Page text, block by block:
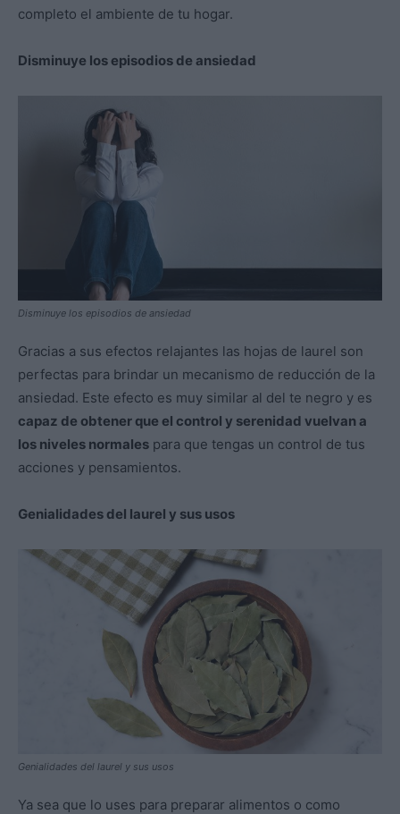
completo el ambiente de tu hogar.
Disminuye los episodios de ansiedad
Disminuye los episodios de ansiedad
Gracias a sus efectos relajantes las hojas de laurel son
perfectas para brindar un mecanismo de reducción de la
ansiedad. Este efecto es muy similar al del te negro y es
capaz de obtener que el control y serenidad vuelvan a
los niveles normales para que tengas un control de tus
acciones y pensamientos.
Genialidades del laurel y sus usos
Genialidades del laurel y sus usos
Ya sea que lo uses para preparar alimentos o como